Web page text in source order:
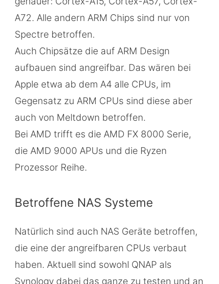
A72. Alle andern ARM Chips sind nur von
Spectre betroffen.
Auch Chipsätze die auf ARM Design
aufbauen sind angreifbar. Das wären bei
Apple etwa ab dem A4 alle CPUs, im
Gegensatz zu ARM CPUs sind diese aber
auch von Meltdown betroffen.
Bei AMD trifft es die AMD FX 8000 Serie,
die AMD 9000 APUs und die Ryzen
Prozessor Reihe.
Betroffene NAS Systeme
Natürlich sind auch NAS Geräte betroffen,
die eine der angreifbaren CPUs verbaut
haben. Aktuell sind sowohl QNAP als
Synology dabei das ganze zu testen und an